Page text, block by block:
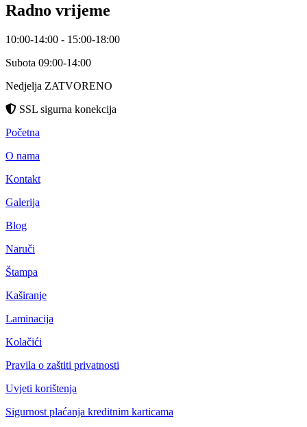
Radno vrijeme
10:00-14:00 - 15:00-18:00
Subota 09:00-14:00
Nedjelja ZATVORENO
SSL sigurna konekcija
Početna
O nama
Kontakt
Galerija
Blog
Naruči
Štampa
Kaširanje
Laminacija
Kolačići
Pravila o zaštiti privatnosti
Uvjeti korištenja
Sigurnost plaćanja kreditnim karticama